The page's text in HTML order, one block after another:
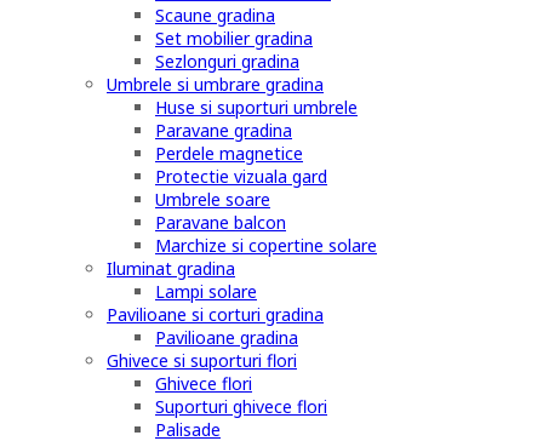
Scaune gradina
Set mobilier gradina
Sezlonguri gradina
Umbrele si umbrare gradina
Huse si suporturi umbrele
Paravane gradina
Perdele magnetice
Protectie vizuala gard
Umbrele soare
Paravane balcon
Marchize si copertine solare
Iluminat gradina
Lampi solare
Pavilioane si corturi gradina
Pavilioane gradina
Ghivece si suporturi flori
Ghivece flori
Suporturi ghivece flori
Palisade